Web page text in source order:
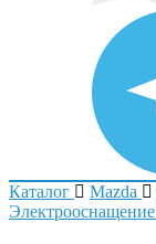
Каталог Mazda
Электрооснащение